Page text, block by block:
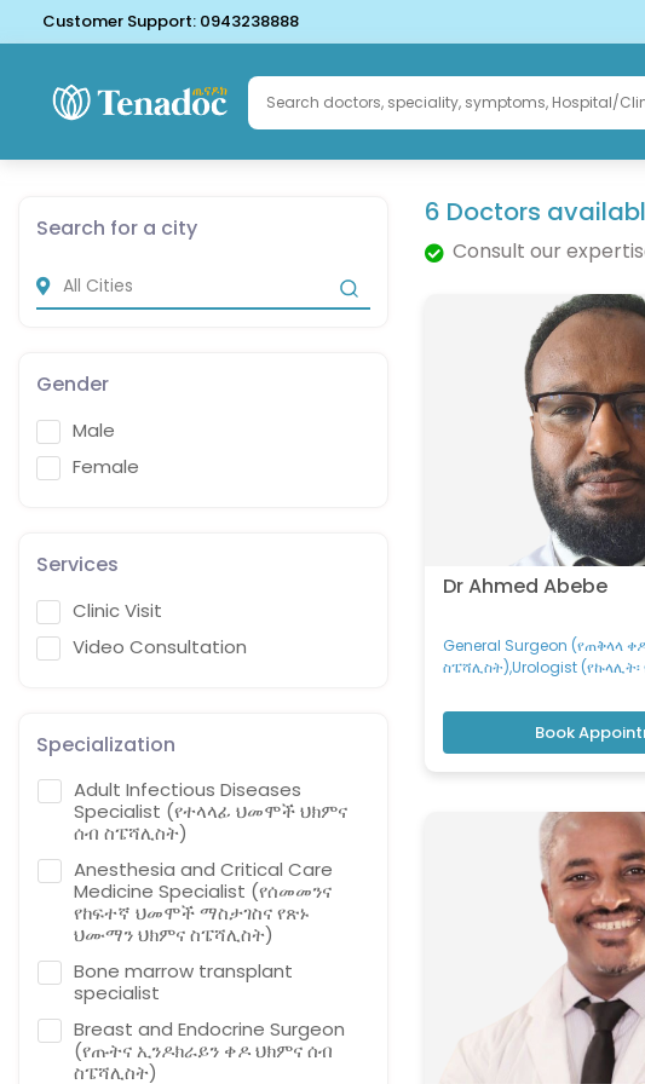
Customer Support: 0943238888
Search for a city
Gender
Male
Female
Services
Clinic Visit
Video Consultation
Specialization
Adult Infectious Diseases
Specialist (የተላላፊ ህመሞች ህክምና
ሰብ ስፔሻሊስት)
Anesthesia and Critical Care
Medicine Specialist (የሰመመንና
የከፍተኛ ህመሞች ማስታገስና የጽኑ
ህሙማን ህክምና ስፔሻሊስት)
Bone marrow transplant
specialist
Breast and Endocrine Surgeon
(የጡትና ኢንዶክራይን ቀዶ ህክምና ሰብ
ስፔሻሊስት)
6 Doctors
Consult our
Dr Ahmed Abebe
General Surgeon (የጠቅላላ
ስፔሻሊስት),Urologist (የኩላሊት፡
Book